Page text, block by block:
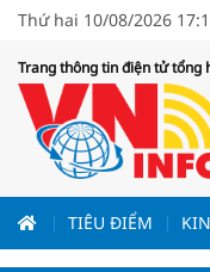
Thứ hai 10/08/2026
Trang thông tin điện tử tổng
TIÊU ĐIỂM